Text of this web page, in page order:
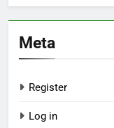
Meta
Register
Log in